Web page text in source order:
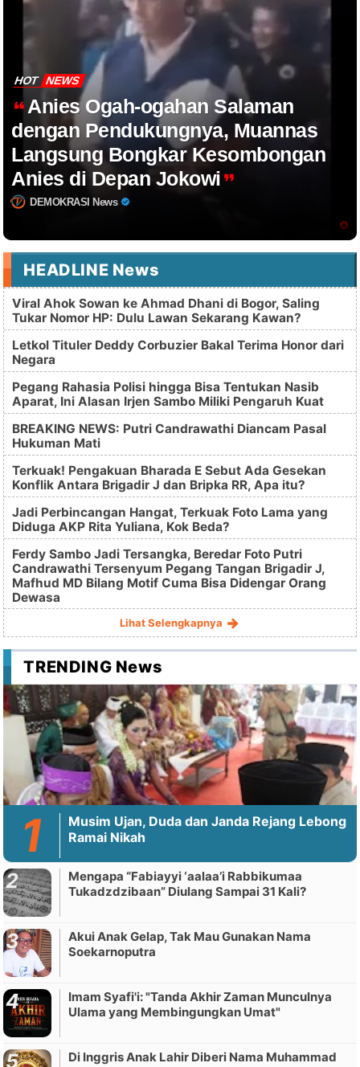
HOT NEWS
Anies Ogah-ogahan Salaman
dengan Pendukungnya, Muannas
Langsung Bongkar Kesombongan
Anies di Depan Jokowi
DEMOKRASI News
HEADLINE News
Viral Ahok Sowan ke Ahmad Dhani di Bogor, Saling
Tukar Nomor HP: Dulu Lawan Sekarang Kawan?
Letkol Tituler Deddy Corbuzier Bakal Terima Honor dari
Negara
Pegang Rahasia Polisi hingga Bisa Tentukan Nasib
Aparat, Ini Alasan Irjen Sambo Miliki Pengaruh Kuat
BREAKING NEWS: Putri Candrawathi Diancam Pasal
Hukuman Mati
Terkuak! Pengakuan Bharada E Sebut Ada Gesekan
Konflik Antara Brigadir J dan Bripka RR, Apa itu?
Jadi Perbincangan Hangat, Terkuak Foto Lama yang
Diduga AKP Rita Yuliana, Kok Beda?
Ferdy Sambo Jadi Tersangka, Beredar Foto Putri
Candrawathi Tersenyum Pegang Tangan Brigadir J,
Mafhud MD Bilang Motif Cuma Bisa Didengar Orang
Dewasa
Lihat Selengkapnya
TRENDING News
Musim Ujan, Duda dan Janda Rejang Lebong
Ramai Nikah
Mengapa “Fabiayyi ‘aalaa’i Rabbikumaa
Tukadzdzibaan” Diulang Sampai 31 Kali?
Akui Anak Gelap, Tak Mau Gunakan Nama
Soekarnoputra
Imam Syafi'i: "Tanda Akhir Zaman Munculnya
Ulama yang Membingungkan Umat"
Di Inggris Anak Lahir Diberi Nama Muhammad